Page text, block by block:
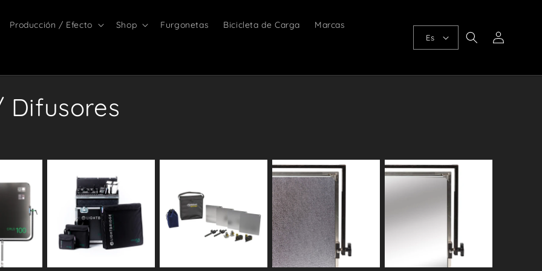
Producción / Efecto Shop Furgonetas Bicicleta de Carga Marcas
Es
Iniciar
sesión